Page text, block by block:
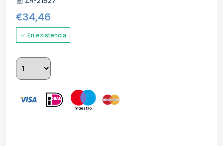
€34,46
En existencia